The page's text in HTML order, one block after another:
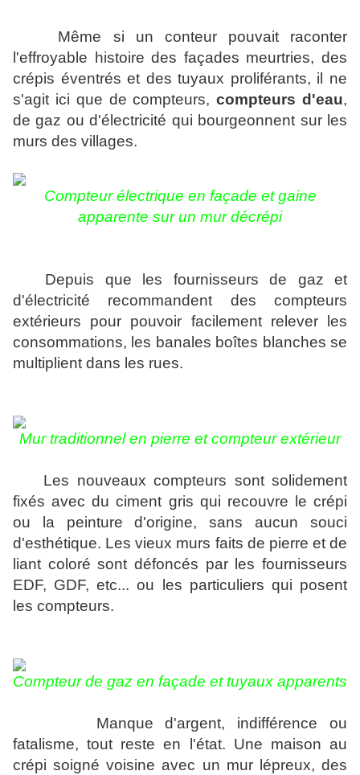
Même si un conteur pouvait raconter
l'effroyable histoire des façades meurtries, des
crépis éventrés et des tuyaux proliférants, il ne
s'agit ici que de compteurs, compteurs d'eau,
de gaz ou d'électricité qui bourgeonnent sur les
murs des villages.
Compteur électrique en façade et gaine
apparente sur un mur décrépi
Depuis que les fournisseurs de gaz et
d'électricité recommandent des compteurs
extérieurs pour pouvoir facilement relever les
consommations, les banales boîtes blanches se
multiplient dans les rues.
Mur traditionnel en pierre et compteur extérieur
Les nouveaux compteurs sont solidement
fixés avec du ciment gris qui recouvre le crépi
ou la peinture d'origine, sans aucun souci
d'esthétique. Les vieux murs faits de pierre et de
liant coloré sont défoncés par les fournisseurs
EDF, GDF, etc... ou les particuliers qui posent
les compteurs.
Compteur de gaz en façade et tuyaux apparents
Manque d'argent, indifférence ou
fatalisme, tout reste en l'état. Une maison au
crépi soigné voisine avec un mur lépreux, des